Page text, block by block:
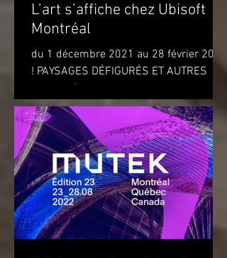
L’art s’affiche chez Ubisoft
Montréal
du 1 décembre 2021 au 28 février 2022
! PAYSAGES DÉFIGURÉS ET AUTRES
AND OTHER OBJECTS) de l'artiste...